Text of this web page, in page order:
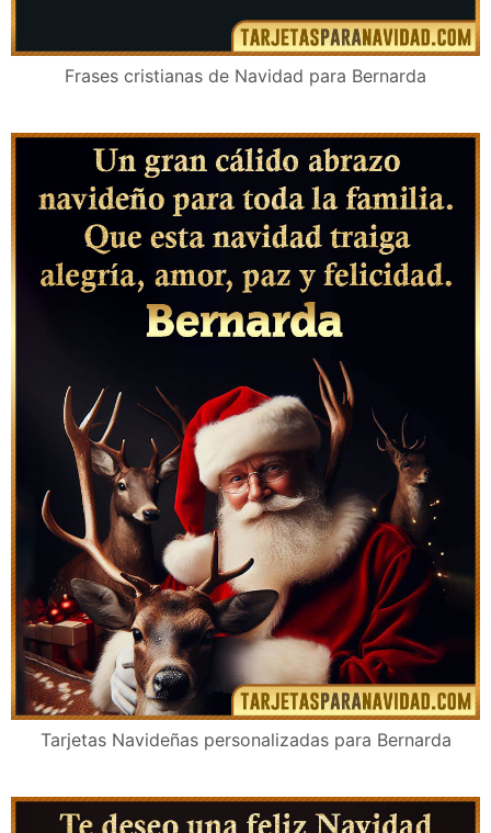
Frases cristianas de Navidad para Bernarda
Tarjetas Navideñas personalizadas para Bernarda